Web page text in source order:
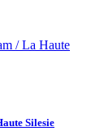
Silesie